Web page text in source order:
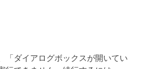
「ダイアログボックスが開いてい